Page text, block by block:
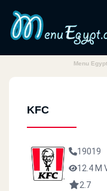
Menu
KFC
19019
12.4 M
2.7